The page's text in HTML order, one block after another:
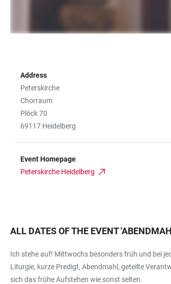
Address
Peterskirche
Chorraum
Plöck 70
69117 Heidelberg
Event Homepage
Peterskirche Heidelberg
ALL DATES OF THE EVENT'
Ich stehe auf! Mittwochs besonders früh und bei
Liturgie, kurze Predigt, Abendmahl, geteilte
sich das frühe Aufstehen wie sonst selten.